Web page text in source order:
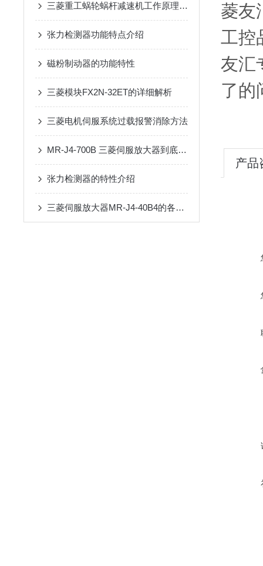
三菱重工蜗轮蜗杆减速机工作原理及在半导体与制钢设备中的核心应用解析
张力检测器功能特点介绍
磁粉制动器的功能特性
三菱模块FX2N-32ET的详细解析
三菱电机伺服系统过载报警消除方法
MR-J4-700B 三菱伺服放大器到底强在哪？从功能参数到现场调试，这篇一次讲透
张力检测器的特性介绍
三菱伺服放大器MR-J4-40B4的各项性能特点
菱友
工控
友汇
了的
产品